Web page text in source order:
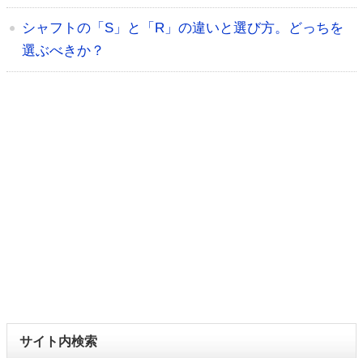
シャフトの「S」と「R」の違いと選び方。どっちを
選ぶべきか？
サイト内検索